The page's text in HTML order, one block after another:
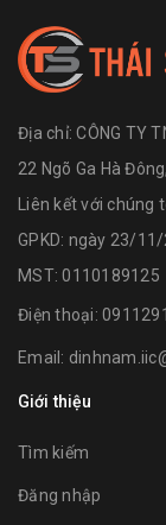
Địa chỉ:CÔNG TY
22 Ngõ Ga Hà
Liên kết với chúng
GPKD: ngày 23/
MST: 0110189125
Điện thoại:
Email:
Giới thiệu
Tìm kiếm
Đăng nhập